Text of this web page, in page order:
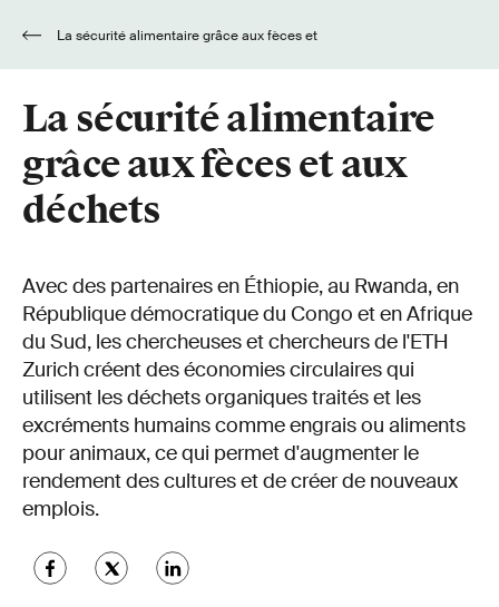
La sécurité alimentaire
grâce aux fèces et aux
déchets
Avec des partenaires en Éthiopie, au Rwanda, en
République démocratique du Congo et en Afrique
du Sud, les chercheuses et chercheurs de l'ETH
Zurich créent des économies circulaires qui
utilisent les déchets organiques traités et les
excréments humains comme engrais ou aliments
pour animaux, ce qui permet d'augmenter le
rendement des cultures et de créer de nouveaux
emplois.